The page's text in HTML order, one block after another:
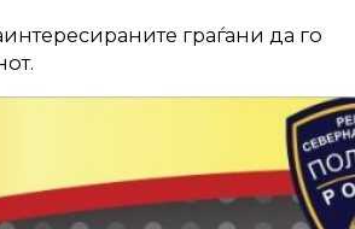
граѓани да го